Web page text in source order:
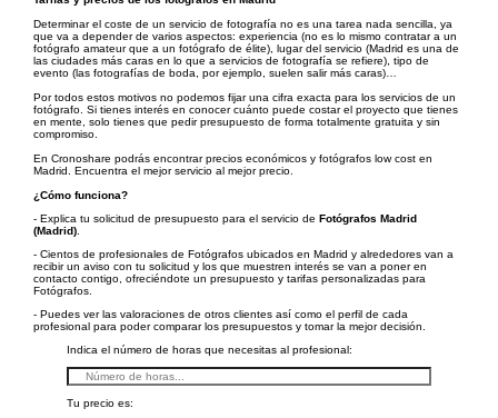
Determinar el coste de un servicio de fotografía no es una tarea nada sencilla, ya
que va a depender de varios aspectos: experiencia (no es lo mismo contratar a un
fotógrafo amateur que a un fotógrafo de élite), lugar del servicio (Madrid es una de
las ciudades más caras en lo que a servicios de fotografía se refiere), tipo de
evento (las fotografías de boda, por ejemplo, suelen salir más caras)…
Por todos estos motivos no podemos fijar una cifra exacta para los servicios de un
fotógrafo. Si tienes interés en conocer cuánto puede costar el proyecto que tienes
en mente, solo tienes que pedir presupuesto de forma totalmente gratuita y sin
compromiso.
En Cronoshare podrás encontrar precios económicos y fotógrafos low cost en
Madrid. Encuentra el mejor servicio al mejor precio.
¿Cómo funciona?
- Explica tu solicitud de presupuesto para el servicio de Fotógrafos Madrid
(Madrid)
- Cientos de profesionales de Fotógrafos ubicados en Madrid y alrededores van a
recibir un aviso con tu solicitud y los que muestren interés se van a poner en
contacto contigo, ofreciéndote un presupuesto y tarifas personalizadas para
Fotógrafos.
- Puedes ver las valoraciones de otros clientes así como el perfil de cada
profesional para poder comparar los presupuestos y tomar la mejor decisión.
Indica el número de horas que necesitas al profesional:
Tu precio es: